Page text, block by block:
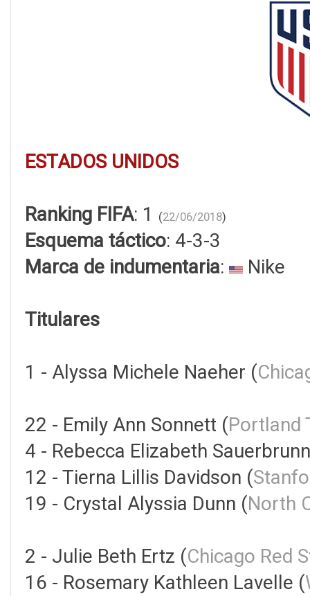
ESTADOS UNIDOS
Ranking FIFA: 1 (22/06/2018)
Esquema táctico: 4-3-3
Marca de indumentaria: Nike
Titulares
1 - Alyssa Michele Naeher (
22 - Emily Ann Sonnett (Portland
4 - Rebecca Elizabeth
12 - Tierna Lillis Davidson (
19 - Crystal Alyssia Dunn (North
2 - Julie Beth Ertz (Chicago Red
16 - Rosemary Kathleen Lavelle (